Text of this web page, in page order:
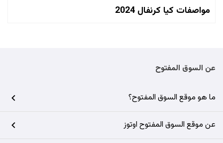
مواصفات كيا كرنفال 2024
عن السوق المفتوح
ما هو موقع السوق المفتوح؟
عن موقع السوق المفتوح اوتوز